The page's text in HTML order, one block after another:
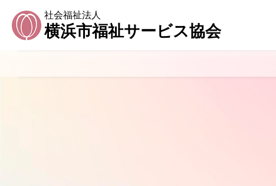
社会福祉法人
横浜市福祉サービス協会